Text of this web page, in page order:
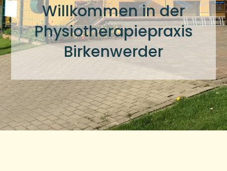
Willkommen in der
Physiotherapiepraxis
Birkenwerder